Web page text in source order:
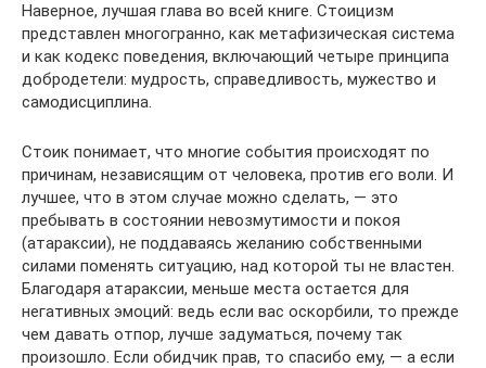
Наверное, лучшая глава во всей книге. Стоицизм
представлен многогранно, как метафизическая система
и как кодекс поведения, включающий четыре принципа
добродетели: мудрость, справедливость, мужество и
самодисциплина.
Стоик понимает, что многие события происходят по
причинам, независящим от человека, против его воли. И
лучшее, что в этом случае можно сделать, — это
пребывать в состоянии невозмутимости и покоя
(атараксии), не поддаваясь желанию собственными
силами поменять ситуацию, над которой ты не властен.
Благодаря атараксии, меньше места остается для
негативных эмоций: ведь если вас оскорбили, то прежде
чем давать отпор, лучше задуматься, почему так
произошло. Если обидчик прав, то спасибо ему, — а если